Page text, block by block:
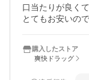
口当たりが良く
とてもお安いの
購入したストア
爽快ドラッグ